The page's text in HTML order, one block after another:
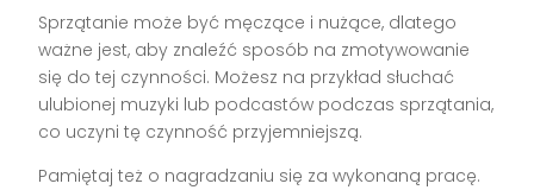
Sprzątanie może być męczące i nużące, dlatego
ważne jest, aby znaleźć sposób na zmotywowanie
się do tej czynności. Możesz na przykład słuchać
ulubionej muzyki lub podcastów podczas sprzątania,
co uczyni tę czynność przyjemniejszą.
Pamiętaj też o nagradzaniu się za wykonaną pracę.